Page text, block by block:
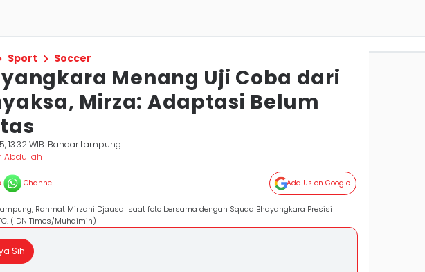
Sport Soccer
Menang Uji Coba dari
Mirza: Adaptasi Belum
13:32 WIB Bandar Lampung
Abdullah
Channel Add Us on Google
Rahmat Mirzani Djausal saat foto bersama dengan Squad Bhayangkara Presisi
(IDN Times/Muhaimin)
Sih